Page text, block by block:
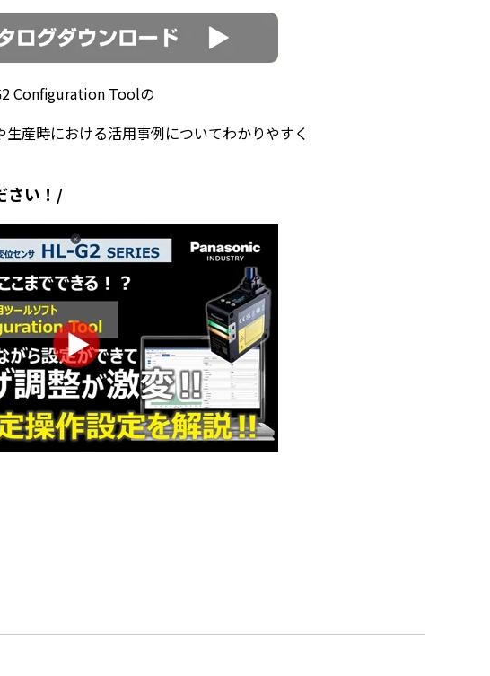
Configuration Toolの
産時における活用事例についてわかりやすく
さい！/